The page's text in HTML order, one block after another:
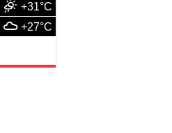
+31°C
+27°C